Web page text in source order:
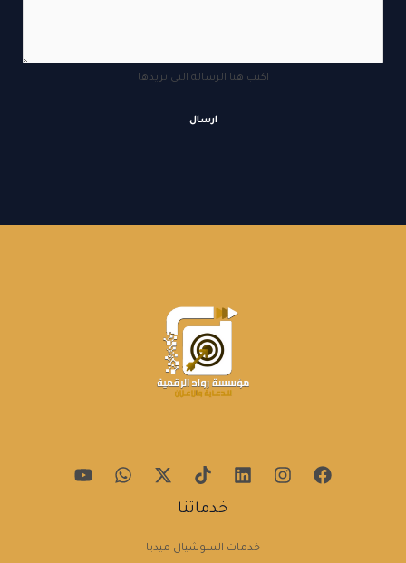
اكتب هنا الرسالة التي تريدها
ارسال
خدماتنا
خدمات السوشيال ميديا